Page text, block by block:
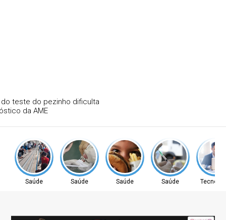
Atraso na ampliação do teste do pezinho dificulta
Saúde Saúde Saúde Saúde